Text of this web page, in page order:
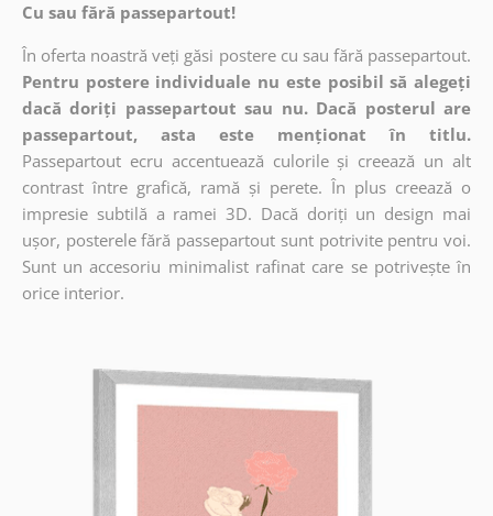
Cu sau fără passepartout!
În oferta noastră veți găsi postere cu sau fără passepartout.
Pentru postere individuale nu este posibil să alegeți
dacă doriți passepartout sau nu. Dacă posterul are
passepartout, asta este menționat în titlu.
Passepartout ecru accentuează culorile și creează un alt
contrast între grafică, ramă și perete. În plus creează o
impresie subtilă a ramei 3D. Dacă doriți un design mai
ușor, posterele fără passepartout sunt potrivite pentru voi.
Sunt un accesoriu minimalist rafinat care se potrivește în
orice interior.